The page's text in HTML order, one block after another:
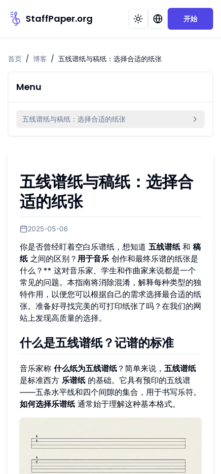
StaffPaper.org 开始
首页 / 博客 / 五线谱纸与稿纸：选择合适的纸张
Menu
五线谱纸与稿纸：选择合适的纸张
五线谱纸与稿纸：选择合
适的纸张
2025-05-06
你是否曾经盯着空白乐谱纸，想知道 五线谱纸 和 稿
纸 之间的区别？ 用于音乐 创作和最终乐谱的纸张是
什么？** 这对音乐家、学生和作曲家来说都是一个
常见的问题。本指南将消除混淆，解释每种类型的独
特作用，以便您可以根据自己的需求选择最合适的纸
张。准备好寻找完美的可打印纸张了吗？在我们的网
站上发现高质量的选择。
什么是五线谱纸？记谱的标准
音乐家称 什么纸为五线谱纸 ？简单来说， 五线谱纸
是标准西方 乐谱纸 的基础。它具有预印的五线谱
——五条水平线和四个间隙的集合，用于书写乐符。
如何选择乐谱纸 通常始于理解这种基本格式。